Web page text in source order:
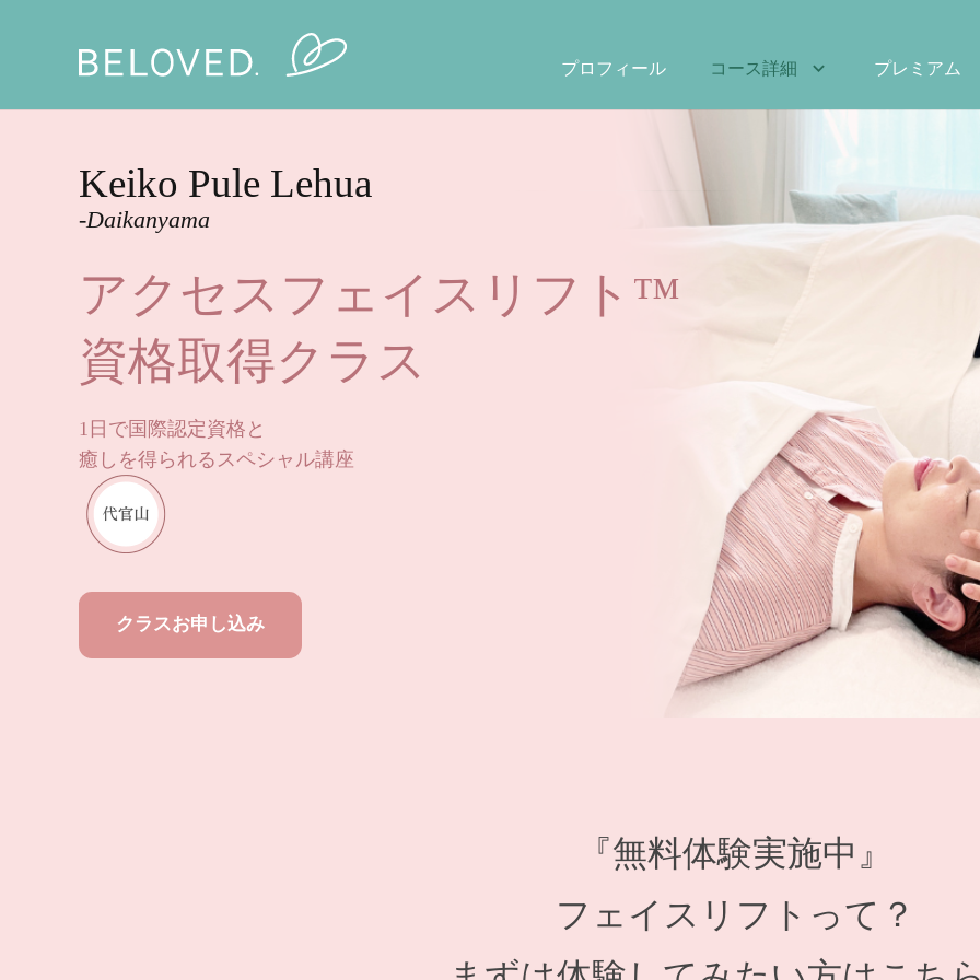
プロフィール コース詳細 プレミアム
Keiko Pule Lehua
-Daikanyama
アクセスフェイスリフト™
資格取得クラス
1日で国際認定資格と
癒しを得られる スペシャル講座
クラスお申し込み
『無料体験実施中』
フェイスリフトって？